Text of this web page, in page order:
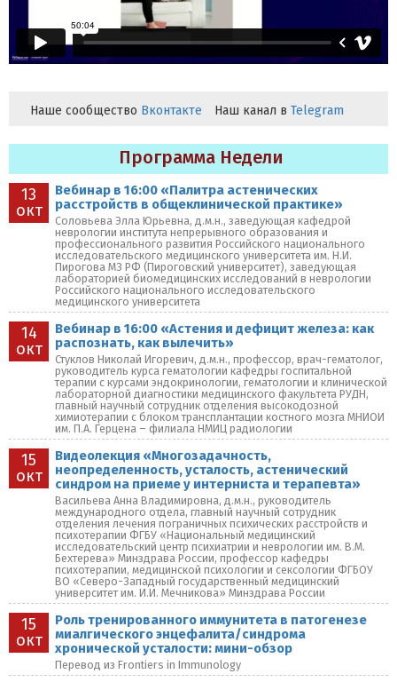
Наше сообщество Вконтакте Наш канал в Telegram
Программа Недели
13
окт
Вебинар в 16:00 «Палитра астенических
расстройств в общеклинической практике»
Соловьева Элла Юрьевна, д.м.н., заведующая кафедрой
неврологии института непрерывного образования и
профессионального развития Российского национального
исследовательского медицинского университета им. Н.И.
Пирогова МЗ РФ (Пироговский университет), заведующая
лабораторией биомедицинских исследований в неврологии
Российского национального исследовательского
медицинского университета
14
окт
Вебинар в 16:00 «Астения и дефицит железа: как
распознать, как вылечить»
Стуклов Николай Игоревич, д.м.н., профессор, врач-гематолог,
руководитель курса гематологии кафедры госпитальной
терапии с курсами эндокринологии, гематологии и клинической
лабораторной диагностики медицинского факультета РУДН,
главный научный сотрудник отделения высокодозной
химиотерапии с блоком трансплантации костного мозга МНИОИ
им. П.А. Герцена – филиала НМИЦ радиологии
15
окт
Видеолекция «Многозадачность,
неопределенность, усталость, астенический
синдром на приеме у интерниста и терапевта»
Васильева Анна Владимировна, д.м.н., руководитель
международного отдела, главный научный сотрудник
отделения лечения пограничных психических расстройств и
психотерапии ФГБУ «Национальный медицинский
исследовательский центр психиатрии и неврологии им. В.М.
Бехтерева» Минздрава России, профессор кафедры
психотерапии, медицинской психологии и сексологии ФГБОУ
ВО «Северо-Западный государственный медицинский
университет им. И.И. Мечникова» Минздрава России
15
окт
Роль тренированного иммунитета в патогенезе
миалгического энцефалита/синдрома
хронической усталости: мини-обзор
Перевод из Frontiers in Immunology